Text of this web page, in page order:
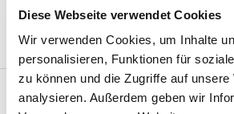
Diese Webseite verwendet Cookies
Wir verwenden Cookies, um Inhalte
personalisieren, Funktionen für
zu können und die Zugriffe auf unsere
analysieren. Außerdem geben wir
Für alle, die es gerne etwas schär...
Mehr lesen
Produktinformation